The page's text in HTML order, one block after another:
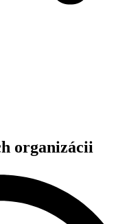
organizácii